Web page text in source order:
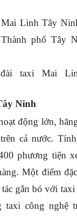
Linh Tây
phố Tây
Mai Linh
Ninh
động lớn,
cả nước.
phương tiện
Một điểm
gắn bó với taxi
taxi công nghệ